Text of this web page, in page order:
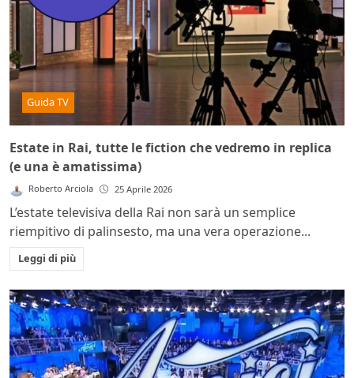
Guida TV
Estate in Rai, tutte le fiction che vedremo in replica
(e una è amatissima)
Roberto Arciola 25 Aprile 2026
L’estate televisiva della Rai non sarà un semplice
riempitivo di palinsesto, ma una vera operazione...
Leggi di più